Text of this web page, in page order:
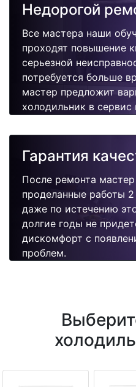
Недорогой
Все мастера наши
проходят повышение
серьезной
потребуется больше
мастер предложит
холодильник в сервис
Гарантия
После ремонта
проделанные работы
даже по истечению
долгие годы не
дискомфорт с
проблем.